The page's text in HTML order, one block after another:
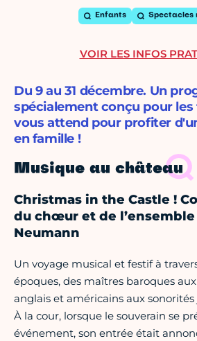
Enfants Spectacles
Du 9 au 31 décembre. Un
spécialement conçu pour les
vous attend pour profiter
en famille !
Musique au château
Christmas in the Castle !
du chœur et de
Neumann
Un voyage musical et festif à
époques, des maîtres baroques
anglais et américains aux sonorités
À la cour, lorsque le souverain se
événement, son entrée était
VOIR LES INFOS